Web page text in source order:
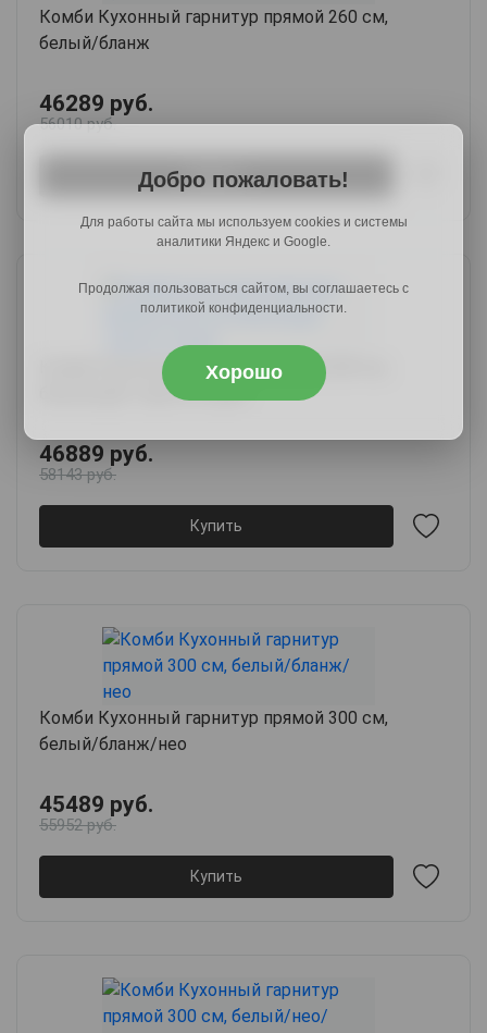
Комби Кухонный гарнитур прямой 260 см,
белый/бланж
46289 руб.
56010 руб.
Купить
Комби Кухонный гарнитур прямой 260 см,
белый/дуб торонто/грей
46889 руб.
58143 руб.
Купить
Комби Кухонный гарнитур прямой 300 см,
белый/бланж/нео
45489 руб.
55952 руб.
Купить
Добро пожаловать!
Для работы сайта мы используем cookies и системы
аналитики Яндекс и Google.
Продолжая пользоваться сайтом, вы соглашаетесь с
политикой конфиденциальности.
Хорошо